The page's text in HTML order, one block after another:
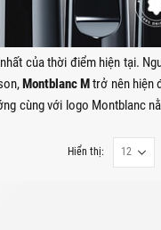
của thời điểm hiện tại.
Montblanc Mtrở nên hiện
cùng với logo Montblanc
Hiển thị: